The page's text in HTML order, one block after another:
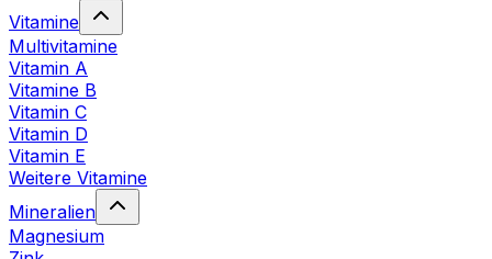
Vitamine
Multivitamine
Vitamin A
Vitamine B
Vitamin C
Vitamin D
Vitamin E
Weitere Vitamine
Mineralien
Magnesium